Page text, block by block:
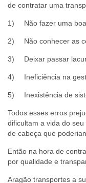
de contratar uma
1) Não fazer uma
2) Não conhecer as
3) Deixar passar
4) Ineficiência na
5) Inexistência de
Todos esses erros
dificultam a vida do
de cabeça que
Então na hora de
por qualidade e
Aragão transportes a